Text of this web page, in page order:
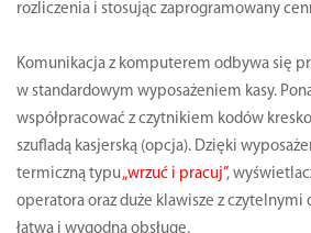
rozliczenia i stosując zaprogramowany
Komunikacja z komputerem odbywa się
w standardowym wyposażeniem kasy.
współpracować z czytnikiem kodów
szufladą kasjerską (opcja). Dzięki
termiczną typu„wrzuć i pracuj”,
operatora oraz duże klawisze z czytelnymi
łatwą i wygodną obsługę.